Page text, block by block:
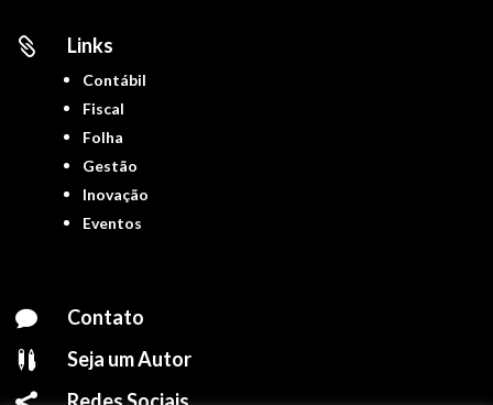
 Links
Contábil
Fiscal
Folha
Gestão
Inovação
Eventos
 Contato
 Seja um Autor